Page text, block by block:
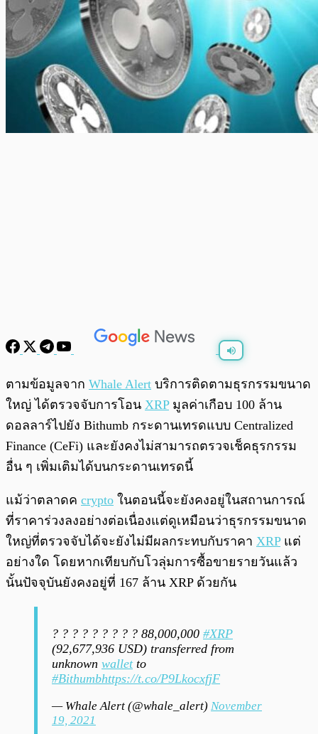
ตามข้อมูลจาก Whale Alert บริการติดตามธุรกรรมขนาด
ใหญ่ ได้ตรวจจับการโอน XRPมูลค่าเกือบ 100 ล้าน
ดอลลาร์ไปยัง Bithumb กระดานเทรดแบบ Centralized
Finance (CeFi) และยังคงไม่สามารถตรวจเช็คธุรกรรม
อื่น ๆ เพิ่มเติมได้บนกระดานเทรดนี้
แม้ว่าตลาดค crypto ในตอนนี้จะยังคงอยู่ในสถานการณ์
ที่ราคาร่วงลงอย่างต่อเนื่องแต่ดูเหมือนว่าธุรกรรมขนาด
ใหญ่ที่ตรวจจับได้จะยังไม่มีผลกระทบกับราคา XRPแต่
อย่างใด โดยหากเทียบกับโวลุ่มการซื้อขายรายวันแล้ว
นั้นปัจจุบันยังคงอยู่ที่ 167 ล้าน XRP ด้วยกัน
? ? ? ? ? ? ? ? ? 88,000,000 #XRP
(92,677,936 USD) transferred from
unknown walletto
#Bithumbhttps://t.co/P9LkocxfjF
— Whale Alert (@whale_alert) November
19, 2021